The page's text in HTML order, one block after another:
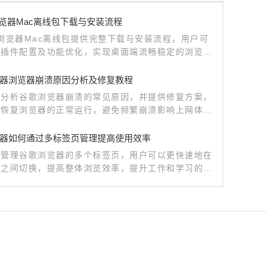
器Mac离线包下载与安装流程
览器Mac离线包提供完整下载与安装流程，用户可
件配置及功能优化，实现桌面端流畅稳定的浏览体
浏览器崩溃原因分析及修复教程
析谷歌浏览器崩溃的常见原因，并提供修复方案，
复浏览器的正常运行，避免频繁崩溃影响上网体
如何通过多标签页管理提高使用效率
理谷歌浏览器的多个标签页，用户可以更快速地在
间切换，提高整体浏览效率，提升工作和学习的效